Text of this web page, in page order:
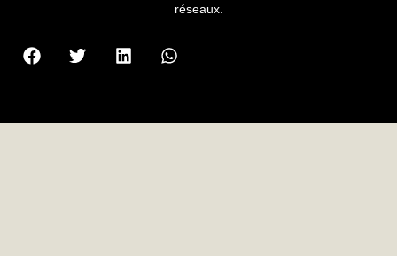
réseaux.